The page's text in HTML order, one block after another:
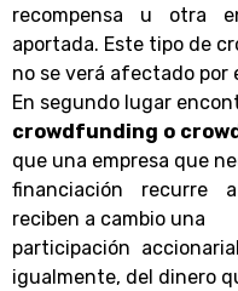
recompensa u otra
aportada. Este tipo de
no se verá afectado por
En segundo lugar
crowdfunding o
que una empresa que
financiación recurre
reciben a cambio una
participación
igualmente, del dinero